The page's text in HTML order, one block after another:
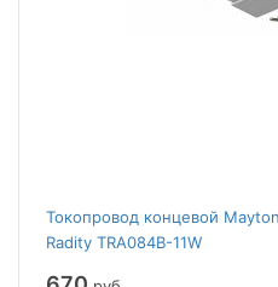
Токопровод концевой
Radity TRA084B-11W